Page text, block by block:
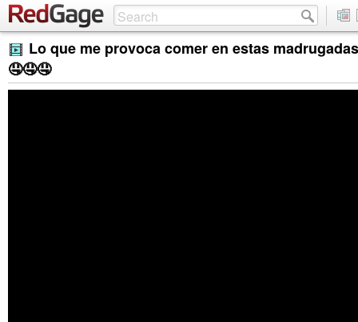
Lo que me provoca comer en estas
🤤🤤🤤